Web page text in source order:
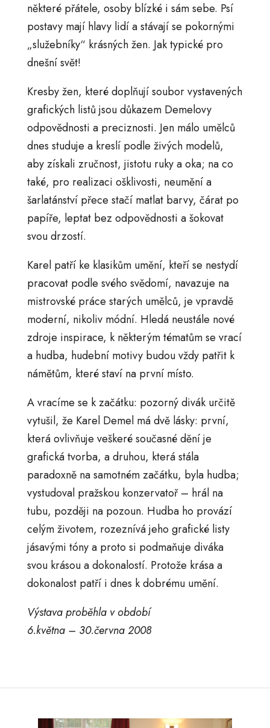
některé přátele, osoby blízké i sám sebe. Psí
postavy mají hlavy lidí a stávají se pokornými
„služebníky“ krásných žen. Jak typické pro
dnešní svět!
Kresby žen, které doplňují soubor vystavených
grafických listů jsou důkazem Demelovy
odpovědnosti a preciznosti. Jen málo umělců
dnes studuje a kreslí podle živých modelů,
aby získali zručnost, jistotu ruky a oka; na co
také, pro realizaci ošklivosti, neumění a
šarlatánství přece stačí matlat barvy, čárat po
papíře, leptat bez odpovědnosti a šokovat
svou drzostí.
Karel patří ke klasikům umění, kteří se nestydí
pracovat podle svého svědomí, navazuje na
mistrovské práce starých umělců, je vpravdě
moderní, nikoliv módní. Hledá neustále nové
zdroje inspirace, k některým tématům se vrací
a hudba, hudební motivy budou vždy patřit k
námětům, které staví na první místo.
A vracíme se k začátku: pozorný divák určitě
vytušil, že Karel Demel má dvě lásky: první,
která ovlivňuje veškeré současné dění je
grafická tvorba, a druhou, která stála
paradoxně na samotném začátku, byla hudba;
vystudoval pražskou konzervatoř – hrál na
tubu, později na pozoun. Hudba ho provází
celým životem, rozeznívá jeho grafické listy
jásavými tóny a proto si podmaňuje diváka
svou krásou a dokonalostí. Protože krása a
dokonalost patří i dnes k dobrému umění.
Výstava proběhla v období
6.května – 30.června 2008